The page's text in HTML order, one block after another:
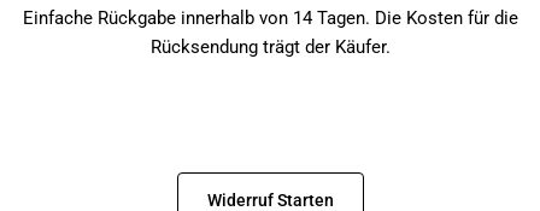
Einfache Rückgabe innerhalb von 14 Tagen. Die Kosten für die
Rücksendung trägt der Käufer.
Widerruf Starten